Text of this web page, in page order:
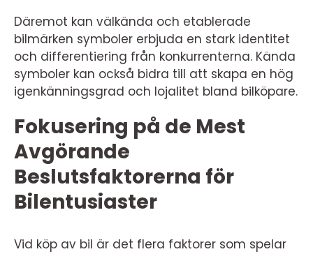
Däremot kan välkända och etablerade
bilmärken symboler erbjuda en stark identitet
och differentiering från konkurrenterna. Kända
symboler kan också bidra till att skapa en hög
igenkänningsgrad och lojalitet bland bilköpare.
Fokusering på de Mest
Avgörande
Beslutsfaktorerna för
Bilentusiaster
Vid köp av bil är det flera faktorer som spelar